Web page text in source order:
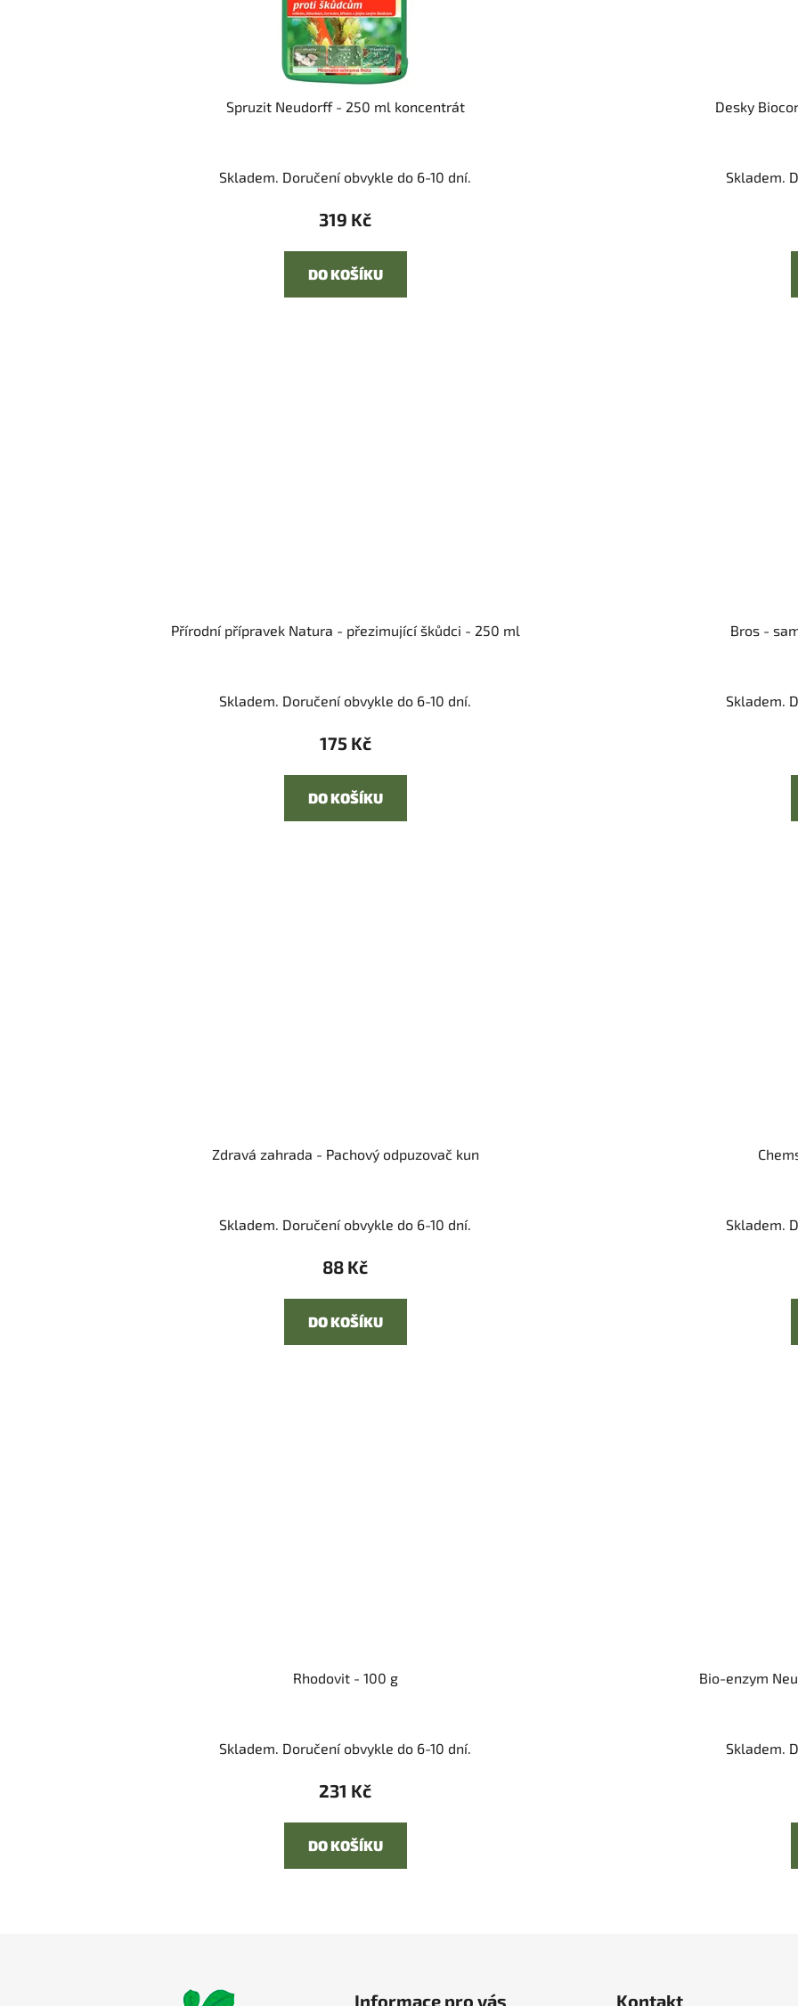
Spruzit Neudorff - 250 ml koncentrát
Skladem. Doručení obvykle do 6-10 dní.
319 Kč
DO KOŠÍKU
Desky
Skladem.
Přírodní přípravek Natura - přezimující škůdci - 250 ml
Skladem. Doručení obvykle do 6-10 dní.
175 Kč
DO KOŠÍKU
Bros -
Skladem.
Zdravá zahrada - Pachový odpuzovač kun
Skladem. Doručení obvykle do 6-10 dní.
88 Kč
DO KOŠÍKU
Skladem.
Rhodovit - 100 g
Skladem. Doručení obvykle do 6-10 dní.
231 Kč
DO KOŠÍKU
Bio-enzym
Skladem.
Informace pro vás Kontakt